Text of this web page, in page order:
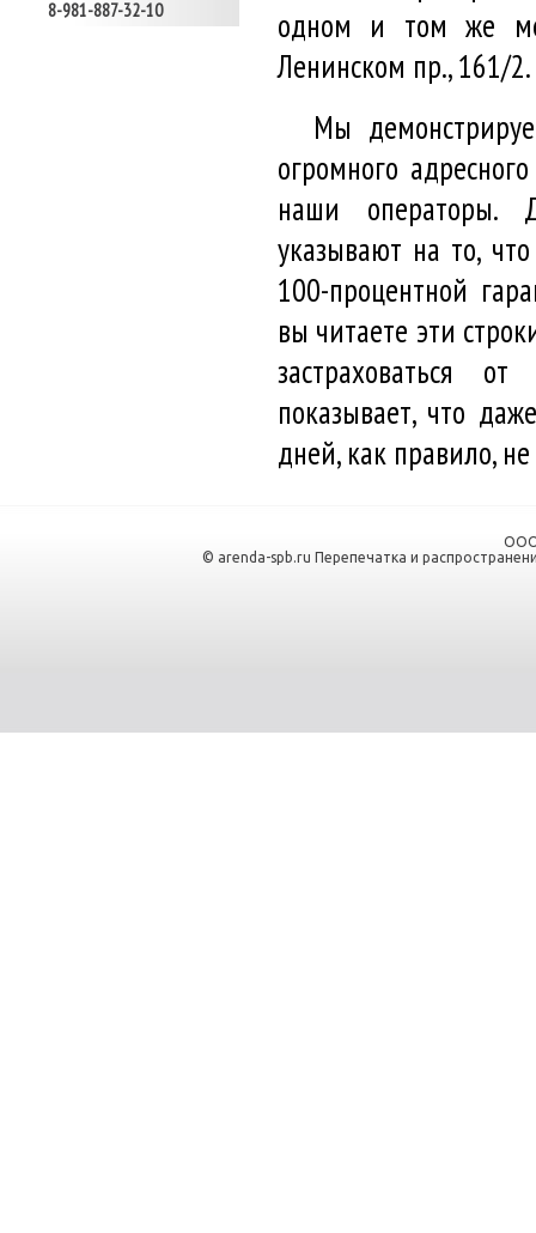
8-981-887-32-10
одном и том же
Ленинском пр., 161/2.
Мы
огромного
наши операторы.
указывают на то,
100-процентной
вы читаете эти
застраховаться
показывает, что
дней, как правило,
ООО
© arenda-spb.ru Перепечатка и